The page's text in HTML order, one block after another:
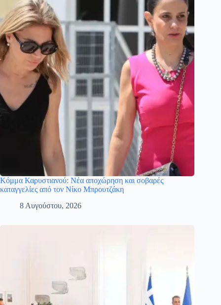
Κόμμα Καρυστιανού: Νέα αποχώρηση και σοβαρές
καταγγελίες από τον Νίκο Μπρουτζάκη
8 Αυγούστου, 2026